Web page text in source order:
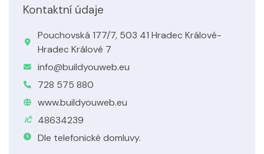
Kontaktní údaje
Pouchovská 177/7, 503 41 Hradec Králové-
Hradec Králové 7
info@buildyouweb.eu
728 575 880
www.buildyouweb.eu
IČ
48634239
Dle telefonické domluvy.